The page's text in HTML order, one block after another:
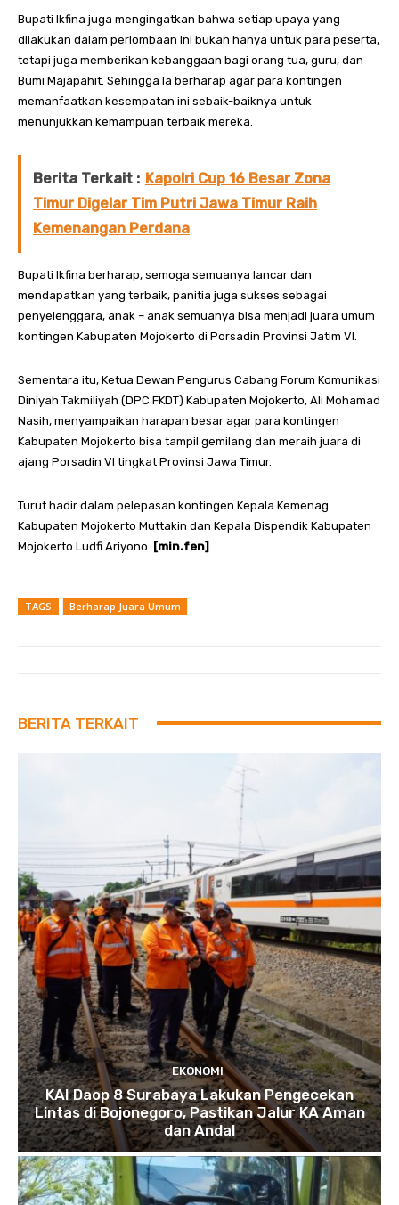
Bupati Ikfina juga mengingatkan bahwa setiap upaya yang
dilakukan dalam perlombaan ini bukan hanya untuk para peserta,
tetapi juga memberikan kebanggaan bagi orang tua, guru, dan
Bumi Majapahit. Sehingga Ia berharap agar para kontingen
memanfaatkan kesempatan ini sebaik-baiknya untuk
menunjukkan kemampuan terbaik mereka.
Berita Terkait : Kapolri Cup 16 Besar Zona
Timur Digelar Tim Putri Jawa Timur Raih
Kemenangan Perdana
Bupati Ikfina berharap, semoga semuanya lancar dan
mendapatkan yang terbaik, panitia juga sukses sebagai
penyelenggara, anak – anak semuanya bisa menjadi juara umum
kontingen Kabupaten Mojokerto di Porsadin Provinsi Jatim VI.
Sementara itu, Ketua Dewan Pengurus Cabang Forum Komunikasi
Diniyah Takmiliyah (DPC FKDT) Kabupaten Mojokerto, Ali Mohamad
Nasih, menyampaikan harapan besar agar para kontingen
Kabupaten Mojokerto bisa tampil gemilang dan meraih juara di
ajang Porsadin VI tingkat Provinsi Jawa Timur.
Turut hadir dalam pelepasan kontingen Kepala Kemenag
Kabupaten Mojokerto Muttakin dan Kepala Dispendik Kabupaten
Mojokerto Ludfi Ariyono.
[min.fen]
TAGS Berharap Juara Umum
BERITA TERKAIT
EKONOMI
KAI Daop 8 Surabaya Lakukan Pengecekan
Lintas di Bojonegoro, Pastikan Jalur KA Aman
dan Andal